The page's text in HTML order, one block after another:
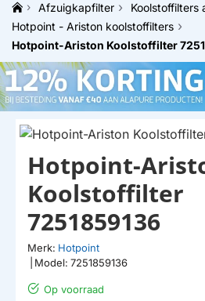
naar
op
zoek?
h
m
e
Afzuigkapfilter
Koolstoffilters
Hotpoint - Ariston koolstoffilters
Hotpoint-Ariston Koolstoffilter
Op voorraad
Hotpoint-
Koolstoffilter
7251859136
Merk: Hotpoint
Model: 7251859136